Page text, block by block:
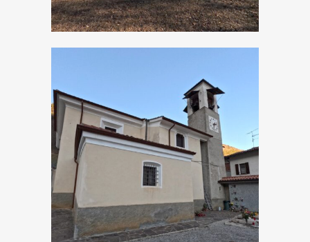
Persone, Chiesa di
San Matteo
Apostolo